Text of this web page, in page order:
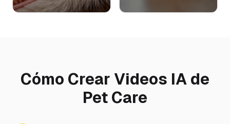
Cómo Crear Videos IA de
Pet Care